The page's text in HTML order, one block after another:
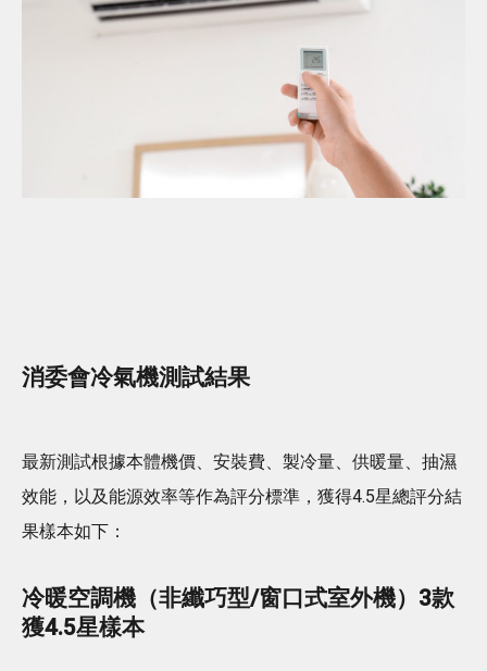
消委會冷氣機測試結果
最新測試根據本體機價、安裝費、製冷量、供暖量、抽濕
效能，以及能源效率等作為評分標準，獲得4.5星總評分結
果樣本如下：
冷暖空調機（非纖巧型/窗口式室外機）3款
獲4.5星樣本